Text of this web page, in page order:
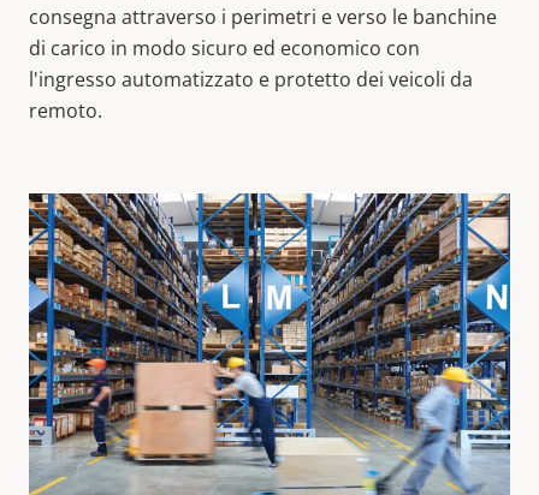
consegna attraverso i perimetri e verso le banchine
di carico in modo sicuro ed economico con
l'ingresso automatizzato e protetto dei veicoli da
remoto.